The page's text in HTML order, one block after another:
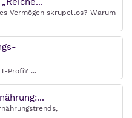
Vermögen skrupellos? Warum
Profi? ...